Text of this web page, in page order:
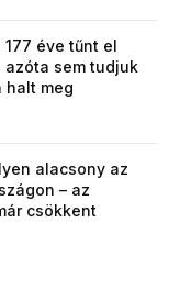
éve tűnt el
azóta sem tudjuk
halt meg
alacsony az
– az
csökkent